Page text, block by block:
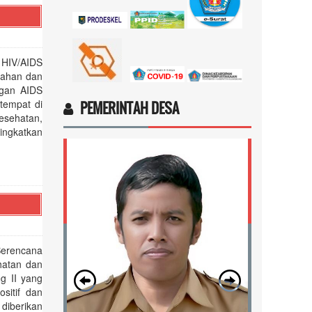
AIDS
dan
AIDS
di
dan
II yang
dan
Marten Keny Balubun
17 November 2025 11:18:28
4vptP...selengkapnya
PEMERINTAH DESA